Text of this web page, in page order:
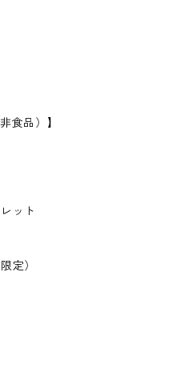
食品）】
ット
定）